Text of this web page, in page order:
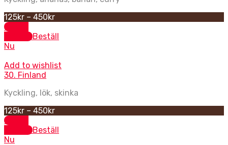
125kr – 450kr
Select
optionsBeställ
Nu
Add to wishlist
30. Finland
Kyckling, lök, skinka
125kr – 450kr
Select
optionsBeställ
Nu